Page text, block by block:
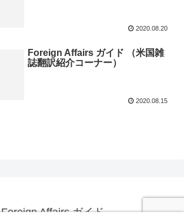
2020.08.20
Foreign Affairs ガイド （米国雑
誌翻訳紹介コーナー）
2020.08.15
Foreign Affairs ガイド